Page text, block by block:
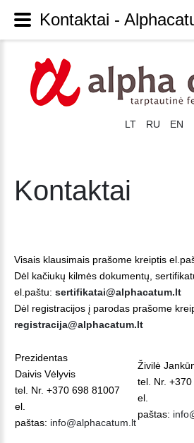
LT RU EN
Kontaktai
Visais klausimais prašome kreiptis
Dėl kačiukų kilmės dokumentų,
el.paštu: sertifikatai@alphacatum.lt
Dėl registracijos į parodas prašome
registracija@alphacatum.lt
Prezidentas
Daivis Vėlyvis
tel. Nr. +370 698 81007
el.
paštas: info@alphacatum.lt
Živilė
tel. Nr.
el.
paštas:
Kontaktai -